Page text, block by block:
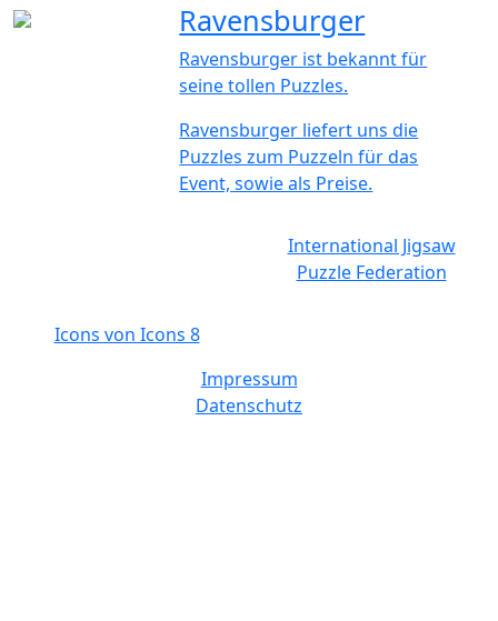
Ravensburger
Ravensburger ist bekannt für
seine tollen Puzzles.
Ravensburger liefert uns die
Puzzles zum Puzzeln für das
Event, sowie als Preise.
International Jigsaw
Puzzle Federation
Icons von Icons 8
Impressum
Datenschutz